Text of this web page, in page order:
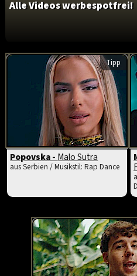
Alle Videos werbespotfrei!
Tipp
Popovska - Malo Sutra
aus Serbien / Musikstil: Rap Dance